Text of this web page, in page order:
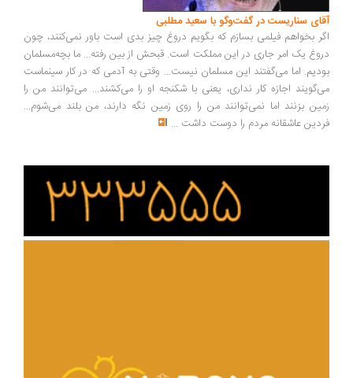
سناریست در گفت‌وگو با سعید مطلبی
بخواهم فیلمی بسازم که بگویم دروغ چیز بدی است باور نمی‌کنند، چون
یک امر جاری در این مملکت است. قبحش از بین رفته... ما بچه‌مسلمان
اما می‌گفتند این مسلمان نیست... وقتی به آدمی که در کار سینماست
اجازه کار نداری، یعنی با شکنجه او را می‌کشند... می‌توانند من را
بزنند اما نمی‌توانند من را روی زمین نگه دارند، من بلند می‌شوم...
عاشقانه مردم را دوست داشت ...